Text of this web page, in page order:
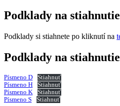
Podklady na
Podklady si stiahnete po kliknutí na
Podklady na
Písmeno D
Stiahnuť
Písmeno H
Stiahnuť
Písmeno K
Stiahnuť
Písmeno S
Stiahnuť